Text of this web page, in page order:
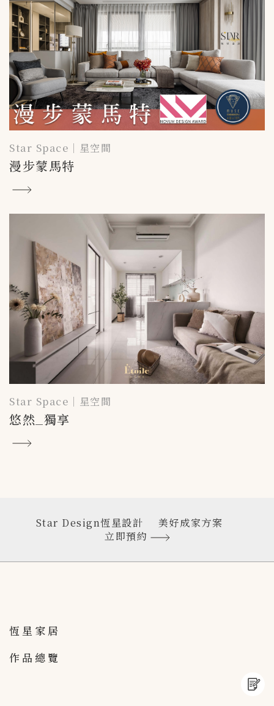
Star Space｜星空間
漫步蒙馬特
Star Space｜星空間
悠然_獨享
Star Design恆星設計
美好成家方案
立即預約
恆星家居
作品總覽